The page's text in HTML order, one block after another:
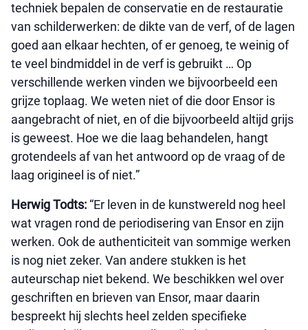
techniek bepalen de conservatie en de restauratie
van schilderwerken: de dikte van de verf, of de lagen
goed aan elkaar hechten, of er genoeg, te weinig of
te veel bindmiddel in de verf is gebruikt … Op
verschillende werken vinden we bijvoorbeeld een
grijze toplaag. We weten niet of die door Ensor is
aangebracht of niet, en of die bijvoorbeeld altijd grijs
is geweest. Hoe we die laag behandelen, hangt
grotendeels af van het antwoord op de vraag of de
laag origineel is of niet.”
Herwig Todts: “Er leven in de kunstwereld nog heel
wat vragen rond de periodisering van Ensor en zijn
werken. Ook de authenticiteit van sommige werken
is nog niet zeker. Van andere stukken is het
auteurschap niet bekend. We beschikken wel over
geschriften en brieven van Ensor, maar daarin
bespreekt hij slechts heel zelden specifieke